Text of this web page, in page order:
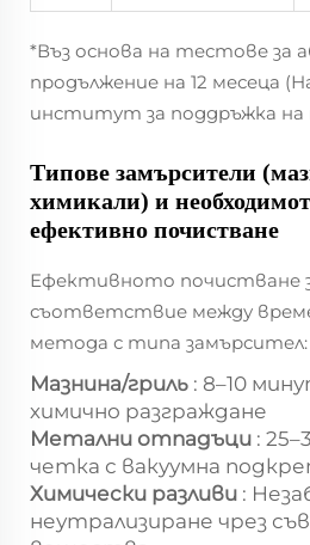
*Въз основа на тестове за
продължение на 12 месеца
институт за поддръжка на
Типове замърсители
химикали) и
ефективно почистване
Ефективното почистване
съответствие между
метода с типа замърсител:
Мазнина/гриль : 8–10
химично разграждане
Метални отпадъци :
четка с вакуумна
Химически разливи :
неутрализиране чрез